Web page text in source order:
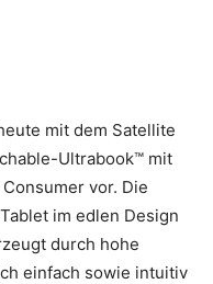
mit dem Satellite
Ultrabook™ mit
vor. Die
im edlen Design
durch hohe
einfach sowie intuitiv